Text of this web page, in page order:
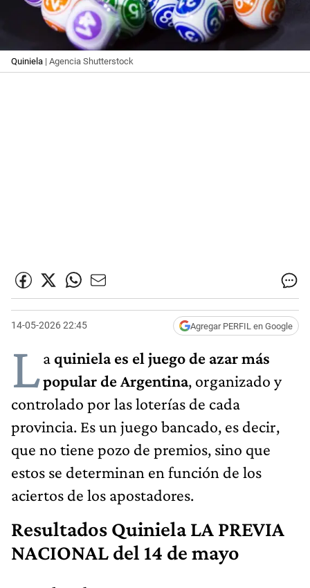
Quiniela | Agencia Shutterstock
14-05-2026 22:45 Agregar PERFIL en Google
La quiniela es el juego de azar más
popular de Argentina, organizado y
controlado por las loterías de cada
provincia. Es un juego bancado, es decir,
que no tiene pozo de premios, sino que
estos se determinan en función de los
aciertos de los apostadores.
Resultados Quiniela LA PREVIA
NACIONAL del 14 de mayo